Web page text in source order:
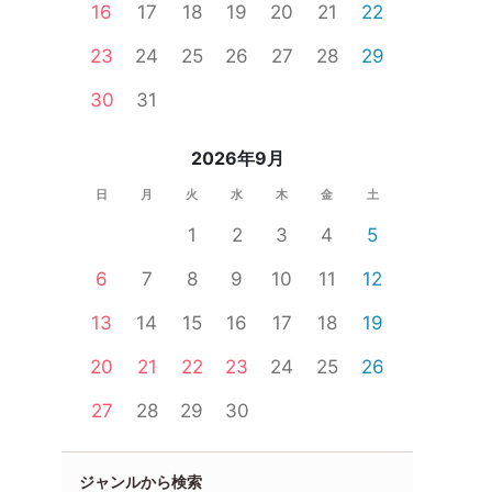
16 17 18 19 20 21
22
23
24 25 26 27 28
29
30
31
2026年9月
日 月 火 水 木 金 土
1 2 3 4
5
6
7 8 9 10 11
12
13
14 15 16 17 18
19
20
21 22 23 24 25
26
27
28 29 30
ジャンルから検索